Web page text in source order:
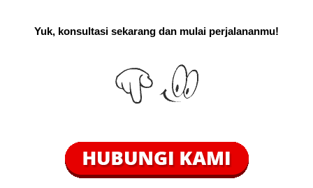
Yuk, konsultasi sekarang dan mulai perjalananmu!